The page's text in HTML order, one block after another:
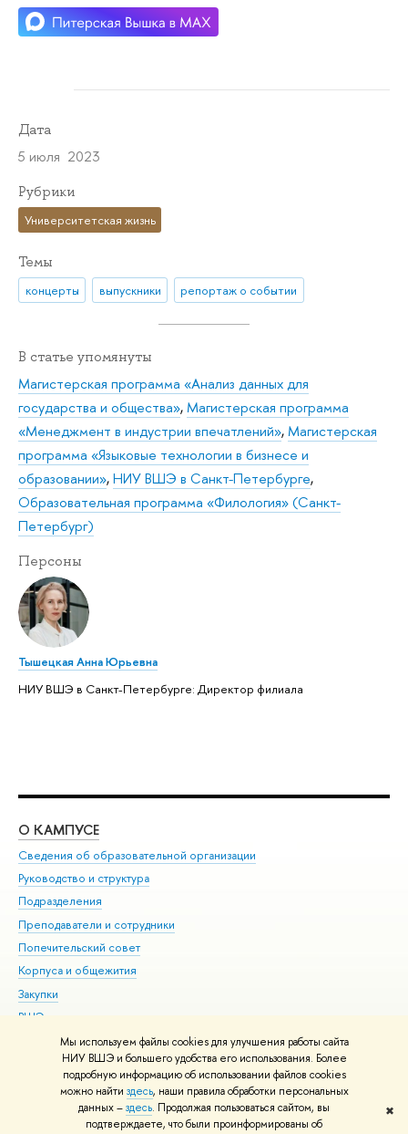
Мы используем файлы cookies для улучшения работы сайта
НИУ ВШЭ и большего удобства его использования. Более
подробную информацию об использовании файлов cookies
можно найти здесь, наши правила обработки персональных
данных –здесь. Продолжая пользоваться сайтом, вы
подтверждаете, что были проинформированы об
✖
Дата
5 июля 2023
Рубрики
Университетская жизнь
Темы
концерты выпускники репортаж о событии
В статье упомянуты
Магистерская программа «Анализ данных для
государства и общества»,Магистерская программа
«Менеджмент в индустрии впечатлений»,Магистерская
программа «Языковые технологии в бизнесе и
образовании»,НИУ ВШЭ в Санкт-Петербурге,
Образовательная программа «Филология» (Санкт-
Петербург)
Персоны
Тышецкая Анна Юрьевна
НИУ ВШЭ в Санкт-Петербурге: Директор филиала
О КАМПУСЕ
Сведения об образовательной организации
Руководство и структура
Подразделения
Преподаватели и сотрудники
Попечительский совет
Корпуса и общежития
Закупки
ВШЭ для студентов с ограниченными возможностями
здоровья и инвалидностью
Версия для слабовидящих
Единая платежная страница